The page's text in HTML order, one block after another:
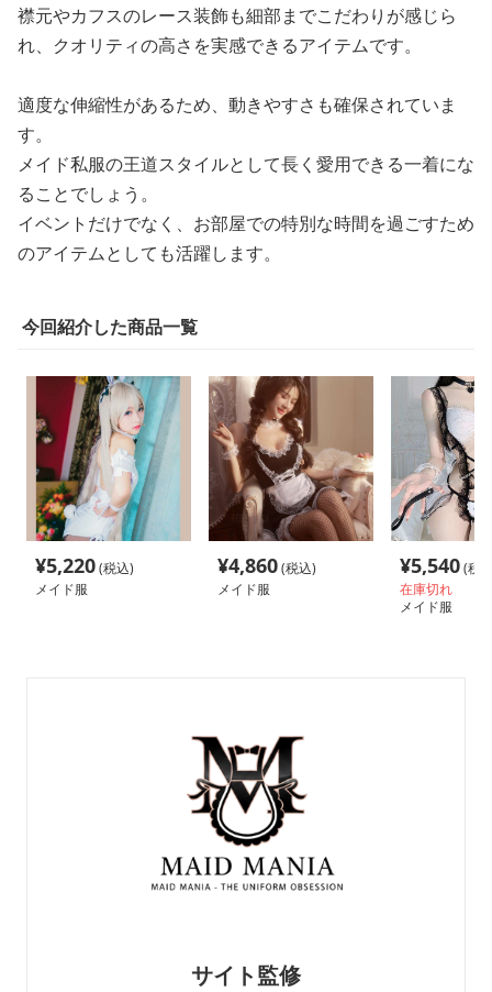
襟元やカフスのレース装飾も細部までこだわりが感じら
れ、クオリティの高さを実感できるアイテムです。
適度な伸縮性があるため、動きやすさも確保されていま
す。
メイド私服の王道スタイルとして長く愛用できる一着にな
ることでしょう。
イベントだけでなく、お部屋での特別な時間を過ごすため
のアイテムとしても活躍します。
今回紹介した商品一覧
¥5,220(税込)
メイド服
¥4,860(税込)
メイド服
¥5,540(税
在庫切れ
メイド服
サイト監修